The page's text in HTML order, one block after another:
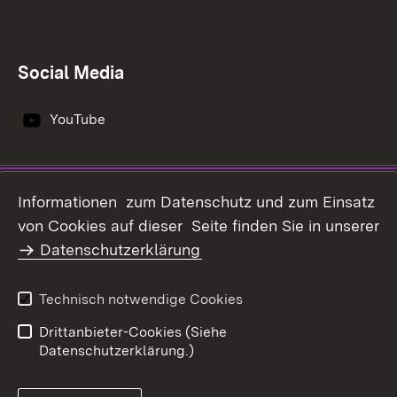
Social Media
YouTube
Impressum
Datenschutz
Erklärung zur
Barrierefreiheit
Benutzungshinweise
Ernährung - Ländlicher
Informationen zum Datenschutz und zum Einsatz
von Cookies auf dieser Seite finden Sie in unserer
Datenschutzerklärung
Technisch notwendige Cookies
Drittanbieter-Cookies (Siehe
Datenschutzerklärung.)